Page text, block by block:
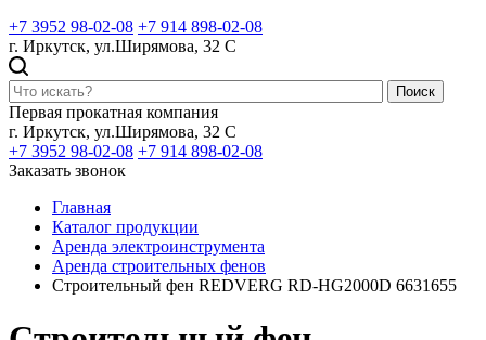
+7 3952 98-02-08 +7 914 898-02-08
г. Иркутск, ул.Ширямова, 32 С
Поиск
Первая прокатная компания
г. Иркутск, ул.Ширямова, 32 С
+7 3952 98-02-08 +7 914 898-02-08
Заказать звонок
Главная
Каталог продукции
Аренда электроинструмента
Аренда строительных фенов
Строительный фен REDVERG RD-HG2000D 6631655